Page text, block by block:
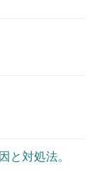
と対処法。